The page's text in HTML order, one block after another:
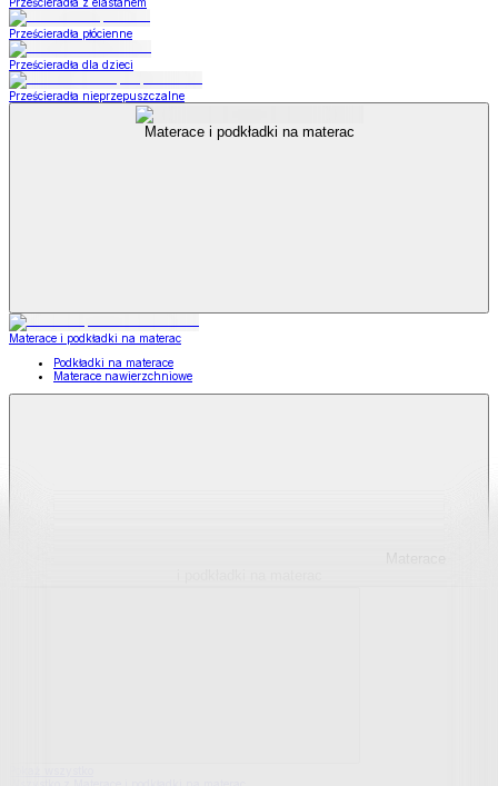
Prześcieradła płócienne
Prześcieradła dla dzieci
Prześcieradła nieprzepuszczalne
Materace i podkładki na materac
Materace i podkładki na materac
Podkładki na materace
Materace nawierzchniowe